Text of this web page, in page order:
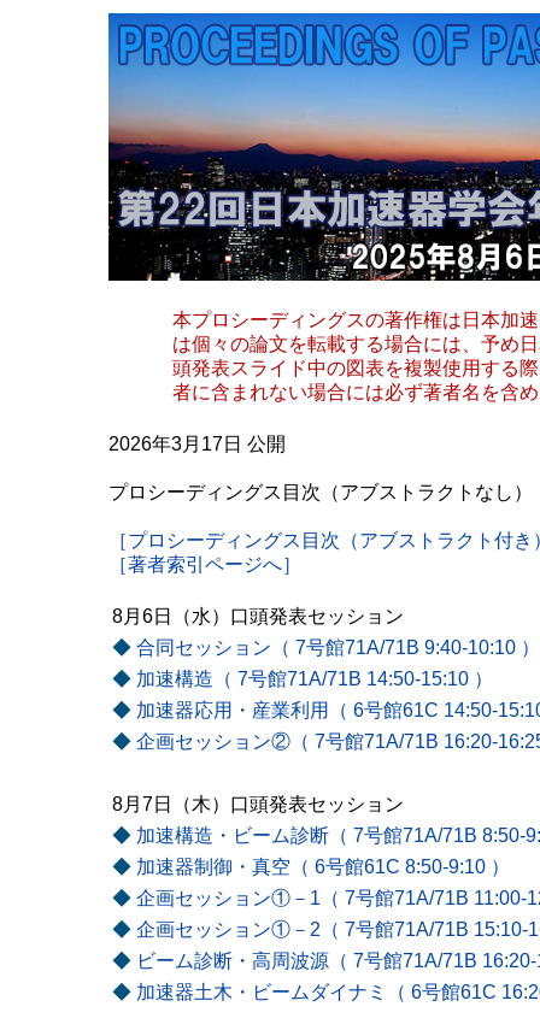
本プロシーディングスの著作権は日本加
は個々の論文を転載する場合には、予め
頭発表スライド中の図表を複製使用する
者に含まれない場合には必ず著者名を含
2026年3月17日 公開
プロシーディングス目次（アブストラクトなし
［プロシーディングス目次（アブストラクト付き
［著者索引ページへ］
8月6日（水）口頭発表セッション
◆ 合同セッション（ 7号館71A/71B 9:40-10:10 ）
◆ 加速構造（ 7号館71A/71B 14:50-15:10 ）
◆ 加速器応用・産業利用（ 6号館61C 14:50-
◆ 企画セッション②（ 7号館71A/71B 16:20-
8月7日（木）口頭発表セッション
◆ 加速構造・ビーム診断（ 7号館71A/71B 8:50-
◆ 加速器制御・真空（ 6号館61C 8:50-9:10 ）
◆ 企画セッション①－1（ 7号館71A/71B 11:00-
◆ 企画セッション①－2（ 7号館71A/71B 15:10-
◆ ビーム診断・高周波源（ 7号館71A/71B
◆ 加速器土木・ビームダイナミ（ 6号館61C